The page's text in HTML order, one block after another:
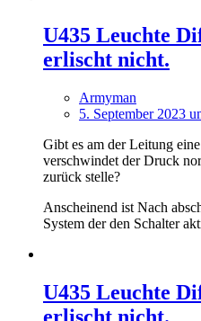
U435 Leuchte
erlischt nicht.
Armyman
5. September 2023
Gibt es am der Leitung
verschwindet der Druck
zurück stelle?
Anscheinend ist Nach
System der den Schalter
U435 Leuchte